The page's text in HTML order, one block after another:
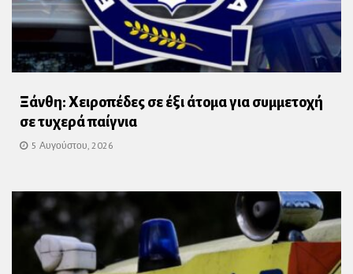
Ξάνθη: Χειροπέδες σε έξι άτομα για συμμετοχή
σε τυχερά παίγνια
5 Αυγούστου, 2026